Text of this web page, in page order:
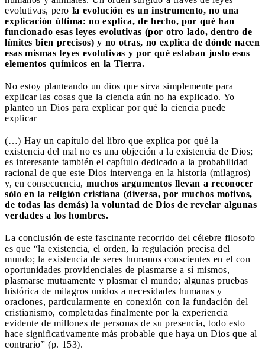
evolutivas, pero la evolución es un instrumento, no una
explicación última: no explica, de hecho, por qué han
funcionado esas leyes evolutivas (por otro lado, dentro de
límites bien precisos) y no otras, no explica de dónde nacen
esas mismas leyes evolutivas y por qué estaban justo esos
elementos químicos en la Tierra.
No estoy planteando un dios que sirva simplemente para
explicar las cosas que la ciencia aún no ha explicado. Yo
planteo un Dios para explicar por qué la ciencia puede
explicar
(…) Hay un capítulo del libro que explica por qué la
existencia del mal no es una objeción a la existencia de Dios;
es interesante también el capítulo dedicado a la probabilidad
racional de que este Dios intervenga en la historia (milagros)
y, en consecuencia, muchos argumentos llevan a reconocer
sólo en la religión cristiana (diversa, por muchos motivos,
de todas las demás) la voluntad de Dios de revelar algunas
verdades a los hombres.
La conclusión de este fascinante recorrido del célebre filosofo
es que “la existencia, el orden, la regulación precisa del
mundo; la existencia de seres humanos conscientes en el con
oportunidades providenciales de plasmarse a sí mismos,
plasmarse mutuamente y plasmar el mundo; algunas pruebas
histórica de milagros unidos a necesidades humanas y
oraciones, particularmente en conexión con la fundación del
cristianismo, completadas finalmente por la experiencia
evidente de millones de personas de su presencia, todo esto
hace significativamente más probable que haya un Dios que al
contrario” (p. 153).